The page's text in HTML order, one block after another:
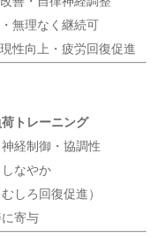
無理なく継続可
性向上・疲労回復促進
トレーニング
経制御・協調性
なやか
しろ回復促進）
寄与